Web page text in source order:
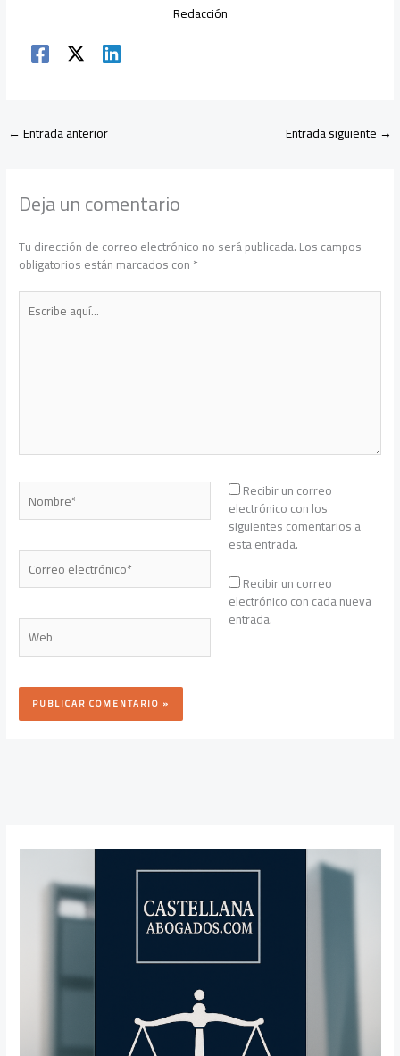
Redacción
←Entrada anterior Entrada siguiente →
Deja un comentario
Tu dirección de correo electrónico no será publicada.Los campos
obligatorios están marcados con*
Escribe
aquí...
Nombre*
Correo
electrónico*
Web
Recibir un correo
electrónico con los
siguientes comentarios a
esta entrada.
Recibir un correo
electrónico con cada nueva
entrada.